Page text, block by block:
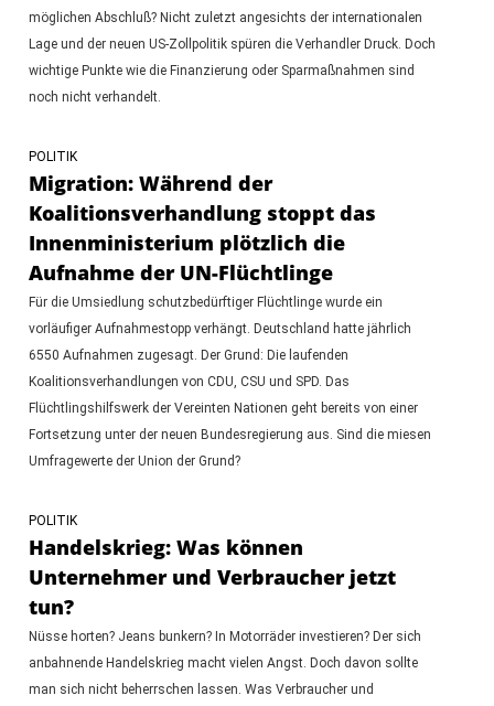
möglichen Abschluß? Nicht zuletzt angesichts der internationalen
Lage und der neuen US-Zollpolitik spüren die Verhandler Druck. Doch
wichtige Punkte wie die Finanzierung oder Sparmaßnahmen sind
noch nicht verhandelt.
POLITIK
Migration: Während der
Koalitionsverhandlung stoppt das
Innenministerium plötzlich die
Aufnahme der UN-Flüchtlinge
Für die Umsiedlung schutzbedürftiger Flüchtlinge wurde ein
vorläufiger Aufnahmestopp verhängt. Deutschland hatte jährlich
6550 Aufnahmen zugesagt. Der Grund: Die laufenden
Koalitionsverhandlungen von CDU, CSU und SPD. Das
Flüchtlingshilfswerk der Vereinten Nationen geht bereits von einer
Fortsetzung unter der neuen Bundesregierung aus. Sind die miesen
Umfragewerte der Union der Grund?
POLITIK
Handelskrieg: Was können
Unternehmer und Verbraucher jetzt
tun?
Nüsse horten? Jeans bunkern? In Motorräder investieren? Der sich
anbahnende Handelskrieg macht vielen Angst. Doch davon sollte
man sich nicht beherrschen lassen. Was Verbraucher und